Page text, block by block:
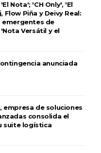
Nota'; 'CH Only', 'El
Flow Piña y Deivy Real:
de
Versátil y el
anunciada
empresa de soluciones
consolida el
suite logística